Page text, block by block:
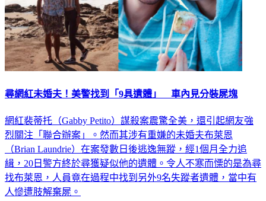
尋網紅未婚夫！美警找到「9具遺體」 車內見分裝屍塊
網紅裴蒂托（Gabby Petito）謀殺案震驚全美，還引起網友強
烈關注「聯合辦案」。然而其涉有重嫌的未婚夫布萊恩
（Brian Laundrie）在案發數日後逃逸無蹤，經1個月全力追
緝，20日警方終於尋獲疑似他的遺體。令人不寒而慄的是為尋
找布萊恩，人員竟在過程中找到另外9名失蹤者遺體，當中有
人慘遭肢解棄屍。